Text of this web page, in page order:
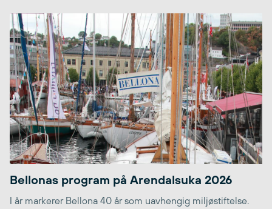
Bellonas program på Arendalsuka 2026
I år markerer Bellona 40 år som uavhengig miljøstiftelse.